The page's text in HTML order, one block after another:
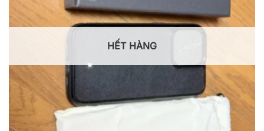
HẾT HÀNG